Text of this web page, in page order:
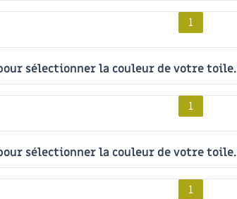
1
sélectionner la couleur de votre toile.
1
sélectionner la couleur de votre toile.
1